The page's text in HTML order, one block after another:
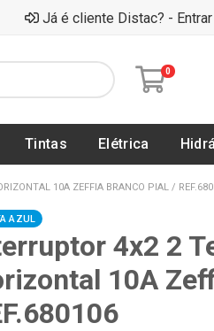
Já é cliente Distac? - Entrar
0
Tintas Elétrica
10A ZEFFIA BRANCO PIAL /
AZUL
4x2 2
10A